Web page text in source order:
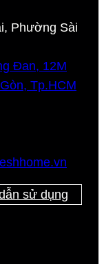
Phường Sài
Đan, 12M
Tp.HCM
sử dụng